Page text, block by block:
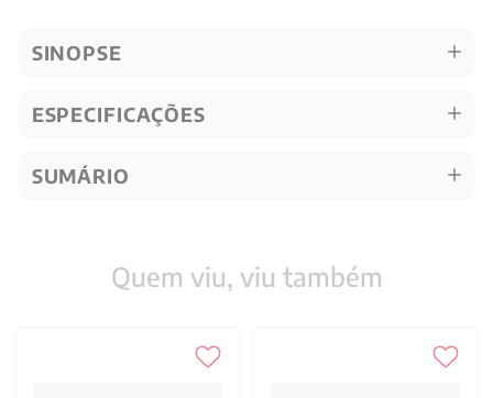
SINOPSE
ESPECIFICAÇÕES
SUMÁRIO
Quem viu, viu também